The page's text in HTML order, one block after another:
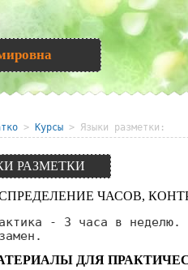
> Курсы > Языки разметки:
РАЗМЕТКИ
ЧАСОВ,
- 3 часа в неделю.
ДЛЯ